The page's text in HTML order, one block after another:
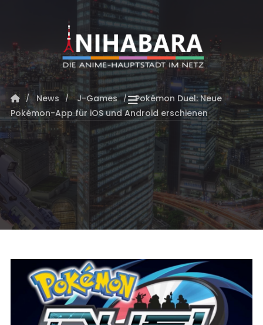
News J-Games
Pokémon Duel: Neue
Pokémon-App für iOS und Android erschienen